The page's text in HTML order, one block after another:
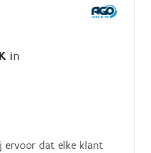
in
ervoor dat elke klant